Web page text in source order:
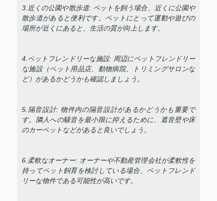
3.近くの公園や散歩道: ペットを飼う場合、近くに公園や
散歩道があると便利です。ペットにとって運動や遊びの
場所が近くにあると、生活の質が向上します。
4.ペットフレンドリーな施設: 周辺にペットフレンドリー
な施設（ペット用品店、動物病院、トリミングサロンな
ど）があるかどうかも確認しましょう。
5.隔音設計: 物件内の隔音設計があるかどうかも重要で
す。隣人への騒音を最小限に抑えるために、遮音壁や床
のカーペットなどがあると良いでしょう。
6.柔軟なオーナー: オーナーや不動産管理会社が柔軟性を
持ってペット飼育を検討している場合、ペットフレンド
リーな物件である可能性が高いです。